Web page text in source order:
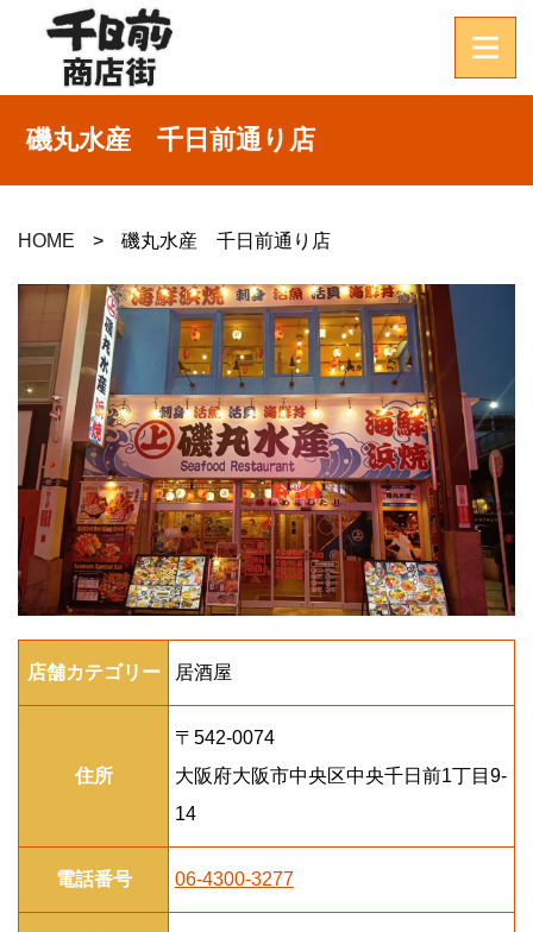
磯丸水産 千日前通り店
HOME 磯丸水産 千日前通り店
店舗カテゴリー 居酒屋
住所
〒542-0074
大阪府大阪市中央区中央千日前1丁目9-
14
電話番号 06-4300-3277